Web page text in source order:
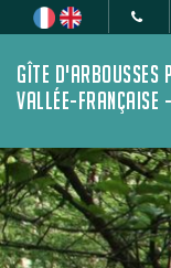
GÎTE D'ARBOUSSES
VALLÉE-FRANÇAISE